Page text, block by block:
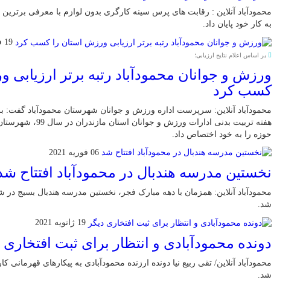
محمودآباد آنلاین : رقابت های پرس سینه کارگری بدون لوازم با معرفی برترین
به کار خود پایان داد.
19 فوریه 2021
بر اساس اعلام نتایج ارزیابی؛
ورزش و جوانان محمودآباد رتبه برتر ارزیابی
کسب کرد
محمودآباد آنلاین: سرپرست اداره ورزش و جوانان شهرستان محمودآباد گفت:
هفته تربیت بدنی ادارات
حوزه را به خود اختصاص داد.
06 فوریه 2021
نخستین مدرسه هندبال در محمودآباد افتتاح
محمودآباد آنلاین: همزمان با دهه مبارک فجر، نخستین مدرسه هندبال بسیج در
شد.
19 ژانویه 2021
دونده محمودآبادی و انتظار برای ثبت افتخاری
محمودآباد آنلاین/ تقی ربیع نیا دونده ارزنده محمودآبادی به پیکارهای قهرمانی
شد.